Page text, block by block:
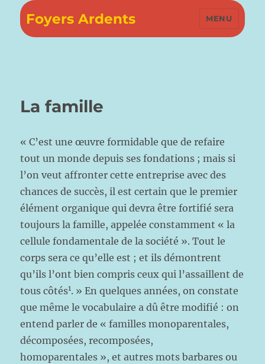
Foyers Ardents MENU
La famille
« C’est une œuvre formidable que de refaire
tout un monde depuis ses fondations ; mais si
l’on veut affronter cette entreprise avec des
chances de succès, il est certain que le premier
élément organique qui devra être fortifié sera
toujours la famille, appelée constamment « la
cellule fondamentale de la société ». Tout le
corps sera ce qu’elle est ; et ils démontrent
qu’ils l’ont bien compris ceux qui l’assaillent de
tous côtés1. » En quelques années, on constate
que même le vocabulaire a dû être modifié : on
entend parler de « familles monoparentales,
décomposées, recomposées,
homoparentales », et autres mots barbares ou